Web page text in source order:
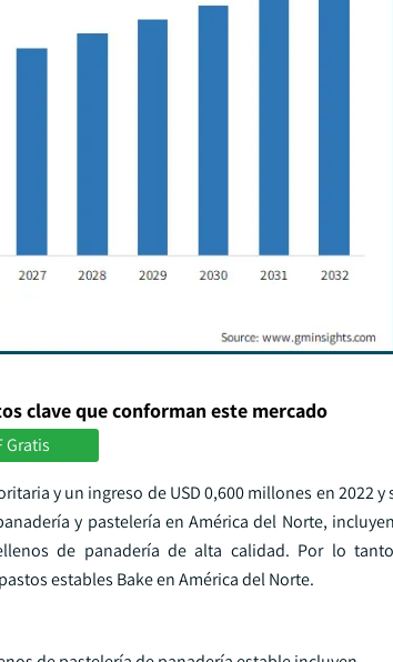
clave que conforman este mercado
Gratis
y un ingreso de USD 0,600 millones en 2022 y
y pastelería en América del Norte,
de panadería de alta calidad. Por lo
estables Bake en América del Norte.